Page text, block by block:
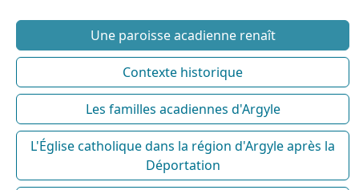
Une paroisse acadienne renaît
Contexte historique
Les familles acadiennes d'Argyle
L'Église catholique dans la région d'Argyle après la
Déportation